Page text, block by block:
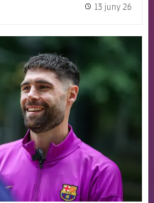
13 juny 26
FCB Barcelona badge